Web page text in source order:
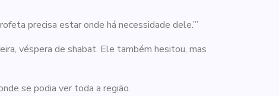
precisa estar onde há necessidade dele.’”
véspera de shabat. Ele também hesitou, mas
se podia ver toda a região.